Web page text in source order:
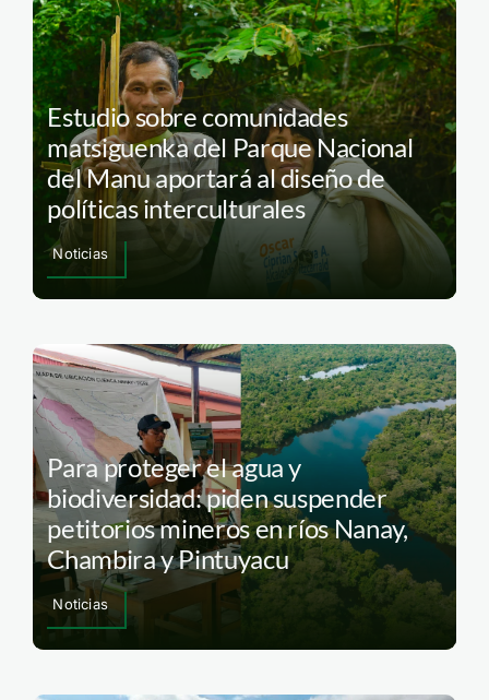
Estudio sobre comunidades
matsiguenka del Parque Nacional
del Manu aportará al diseño de
políticas interculturales
Noticias
Para proteger el agua y
biodiversidad: piden suspender
petitorios mineros en ríos Nanay,
Chambira y Pintuyacu
Noticias